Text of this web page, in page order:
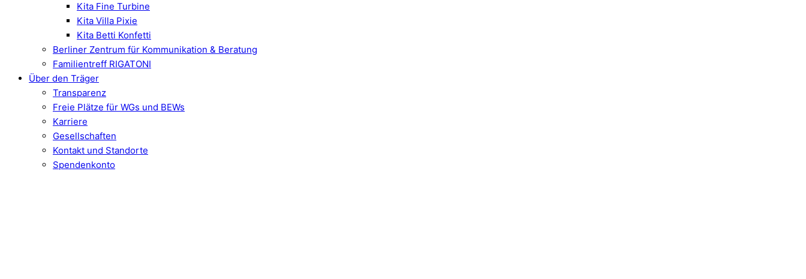
Kita Fine Turbine
Kita Villa Pixie
Kita Betti Konfetti
Berliner Zentrum für Kommunikation & Beratung
Familientreff RIGATONI
Über den Träger
Transparenz
Freie Plätze für WGs und BEWs
Karriere
Gesellschaften
Kontakt und Standorte
Spendenkonto